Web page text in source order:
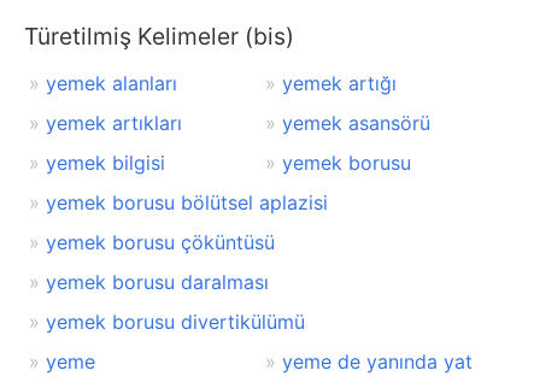
Türetilmiş Kelimeler (bis)
yemek alanları
yemek artığı
yemek artıkları
yemek asansörü
yemek bilgisi
yemek borusu
yemek borusu bölütsel aplazisi
yemek borusu çöküntüsü
yemek borusu daralması
yemek borusu divertikülümü
yeme
yeme de yanında yat